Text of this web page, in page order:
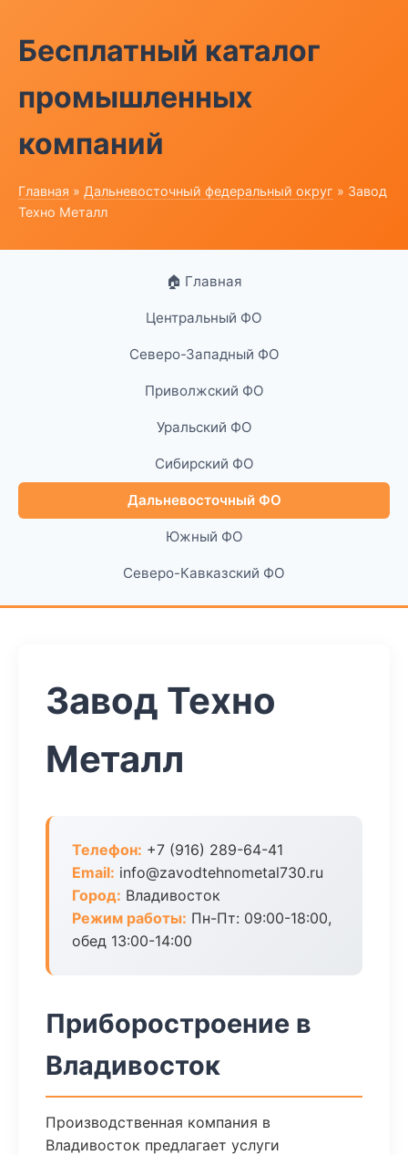
Бесплатный каталог
промышленных
компаний
Главная » Дальневосточный федеральный округ » Завод
Техно Металл
🏠 Главная
Центральный ФО
Северо-Западный ФО
Приволжский ФО
Уральский ФО
Сибирский ФО
Дальневосточный ФО
Южный ФО
Северо-Кавказский ФО
Завод Техно
Металл
Телефон: +7 (916) 289-64-41
Email: info@zavodtehnometal730.ru
Город: Владивосток
Режим работы: Пн-Пт: 09:00-18:00,
обед 13:00-14:00
Приборостроение в
Владивосток
Производственная компания в
Владивосток предлагает услуги